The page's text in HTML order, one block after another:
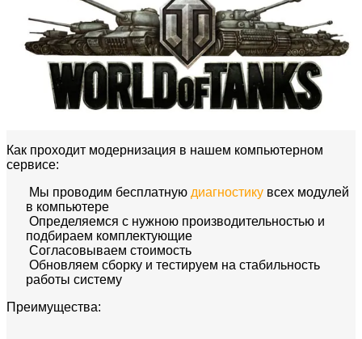
Как проходит модернизация в нашем компьютерном
сервисе:
Мы проводим бесплатную диагностику всех модулей
в компьютере
Определяемся с нужною производительностью и
подбираем комплектующие
Согласовываем стоимость
Обновляем сборку и тестируем на стабильность
работы систему
Преимущества: